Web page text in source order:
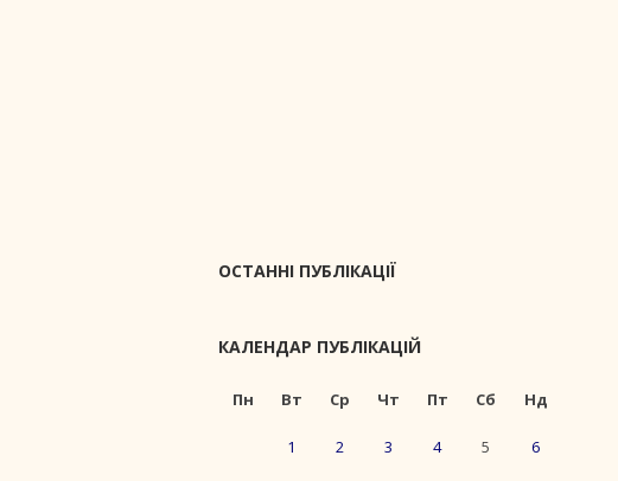
ОСТАННІ ПУБЛІКАЦІЇ
КАЛЕНДАР ПУБЛІКАЦІЙ
Пн Вт Ср Чт Пт Сб Нд
1 2 3 4 5 6